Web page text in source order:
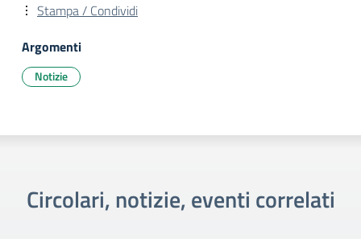
Stampa / Condividi
Argomenti
Notizie
Circolari, notizie, eventi correlati